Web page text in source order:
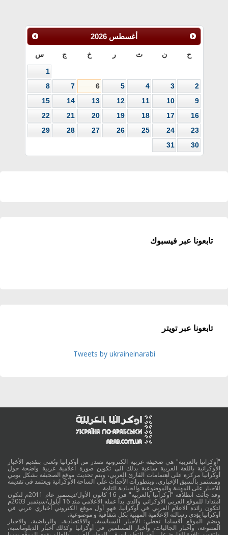
أغسطس 2026
ح ن ث ر خ ج س
1
2
3
4
5
6
7
8
9
10
11
12
13
14
15
16
17
18
19
20
21
22
23
24
25
26
27
28
29
30
31
تابعونا عبر فيسبوك
تابعونا عبر تويتر
Tweets by ukraineinarabi
"أوكرانيا بالعربية" هي صحيفة عربية الكترونية تصدر من أوكرانيا وتُعنى بتقديم الأخبار
الأوكرانية باللغة العربية ساعية بذلك الى تكوين صورة اعلامية عربية واضحة حول
أوكرانيا مركزة على اهتمامات القارئ العربي، ويتم تحديث موقع الصحيفة بشكل يومي
ومستمر بالسبق الإخباري، وبتطورات الأحداث على الساحة الأوكرانية ويعتمد في تقديمه
للاخبار على المهنية والموضوعية والحيادية التامة.
وقد جائت انطلاقة "أوكرانيا بالعربية" في 16 كانون الأول/ديسمبر عام 2011م لتكون
امتدادا للموقع العربي الاوكراني والذي بدأ عمله الاعلامي منذ 16 أيلول/سبتمبر 2003م
لتكون رائدة الاعلام العربي في أوكرانيا. فهو أول موقع الكتروني أخباري عربي في
أوكرانيا يؤدي رسالته الاعلامية المهنية بكل شفافية و موضوعية.
ويضم الموقع أقساماً تغطي: الأخبار السياسية، والاقتصادية، والرياضية، والاخبار
المتنوعة، وأخبار الجاليات، وأخبار المسلمين في أوكرانيا وكذلك أخبار الدبلوماسية،